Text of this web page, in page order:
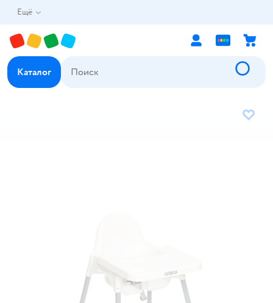
Ещё
Каталог
В